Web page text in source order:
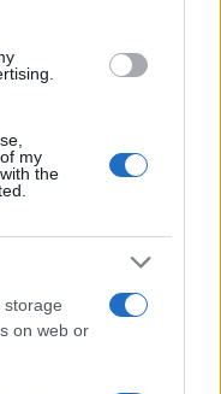
my
the
storage
on web or
un chiosco e due
Comune di Santa
Smeralda, 20